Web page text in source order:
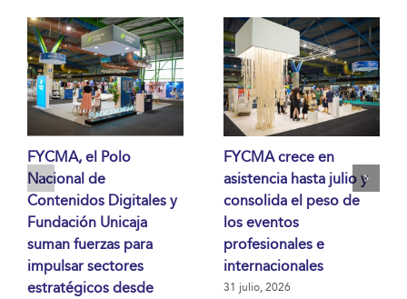
FYCMA, el Polo
Nacional de
Contenidos Digitales y
Fundación Unicaja
suman fuerzas para
impulsar sectores
estratégicos desde
FYCMA crece en
asistencia hasta julio y
consolida el peso de
los eventos
profesionales e
internacionales
31 julio, 2026